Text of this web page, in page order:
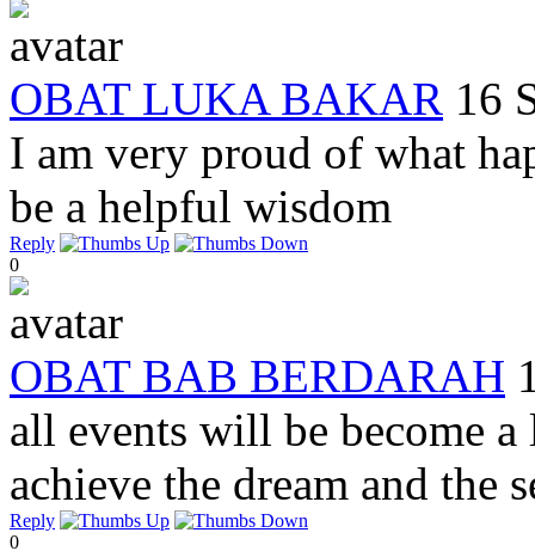
OBAT LUKA BAKAR 16
I am very proud of what
be a helpful wisdom
Reply
0
OBAT BAB BERDARAH
all events will be become
achieve the dream and the
Reply
0